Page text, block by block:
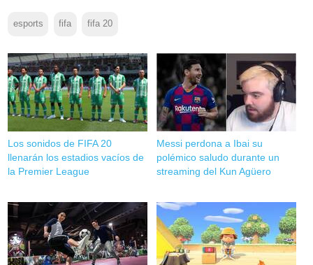
esports fifa fifa 20
Los sonidos de FIFA 20
llenarán los estadios vacíos de
la Premier League
Messi perdona a Ibai su
polémico saludo durante un
streaming del Kun Agüero